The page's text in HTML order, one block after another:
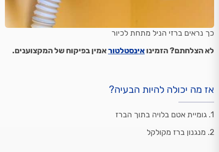
כך נראים ברזי הניל מתחת לכיור
לא הצלחתם? הזמינו אינסטלטוראמין בפיקוח של המקצוענים.
אז מה יכולה להיות הבעיה?
1. גומיית אטם בלויה בתוך הברז
2. מנגנון ברז מקולקל